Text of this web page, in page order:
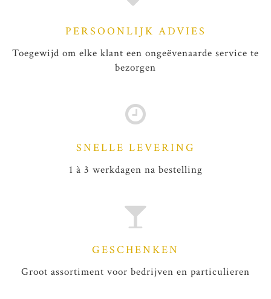
PERSOONLIJK ADVIES
Toegewijd om elke klant een ongeëvenaarde service te
bezorgen
SNELLE LEVERING
1 à 3 werkdagen na bestelling
GESCHENKEN
Groot assortiment voor bedrijven en particulieren